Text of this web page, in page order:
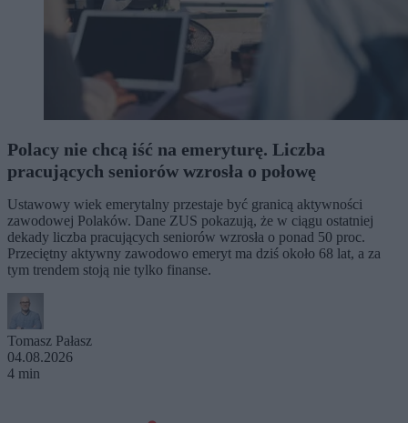
Polacy nie chcą iść na emeryturę. Liczba
pracujących seniorów wzrosła o połowę
Ustawowy wiek emerytalny przestaje być granicą aktywności
zawodowej Polaków. Dane ZUS pokazują, że w ciągu ostatniej
dekady liczba pracujących seniorów wzrosła o ponad 50 proc.
Przeciętny aktywny zawodowo emeryt ma dziś około 68 lat, a za
tym trendem stoją nie tylko finanse.
Tomasz Pałasz
04.08.2026
4 min